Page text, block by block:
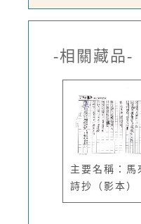
-相關藏品-
主要名稱：馬
詩抄（影本）